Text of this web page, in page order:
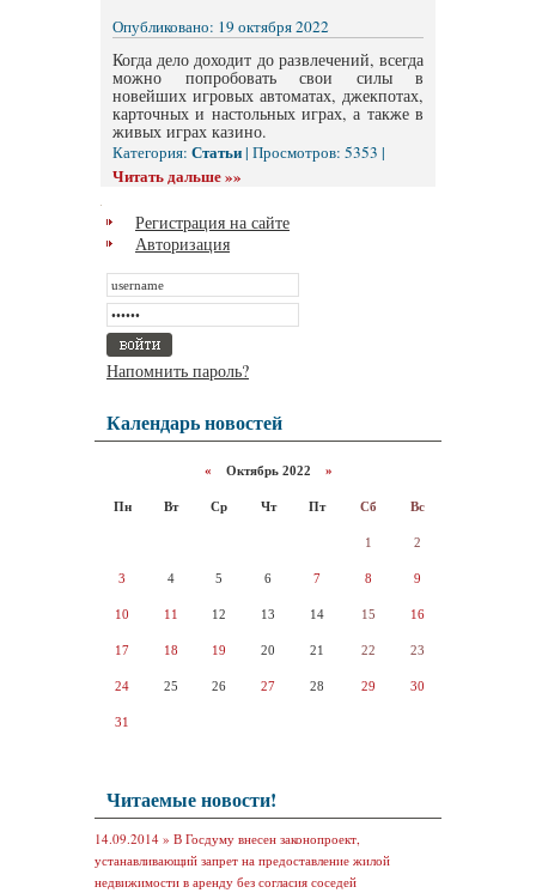
Опубликовано: 19 октября 2022
Когда дело доходит до развлечений, всегда
можно попробовать свои силы в
новейших игровых автоматах, джекпотах,
карточных и настольных играх, а также в
живых играх казино.
Категория: Статьи| Просмотров: 5353 |
Читать дальше »»
Регистрация на сайте
Авторизация
Напомнить пароль?
Календарь новостей
« Октябрь 2022 »
Пн Вт Ср Чт Пт Сб Вс
1 2
3 4 5 6 7 8 9
10 11 12 13 14 15 16
17 18 19 20 21 22 23
24 25 26 27 28 29 30
31
Читаемые новости!
14.09.2014 » В Госдуму внесен законопроект,
устанавливающий запрет на предоставление жилой
недвижимости в аренду без согласия соседей